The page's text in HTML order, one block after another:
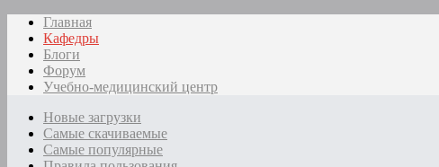
Главная
Кафедры
Блоги
Форум
Учебно-медицинский центр
Новые загрузки
Самые скачиваемые
Самые популярные